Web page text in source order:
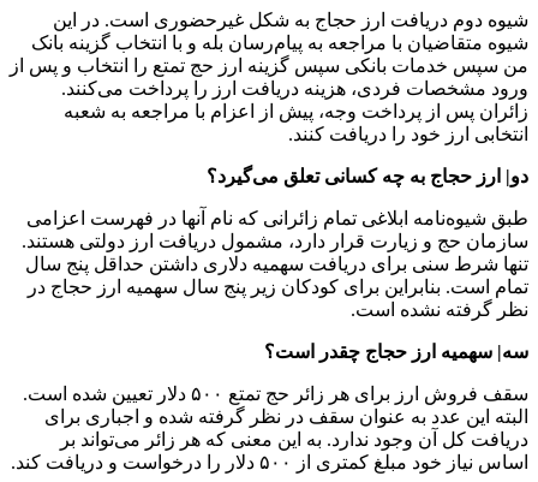
شیوه دوم دریافت ارز حجاج به شکل غیرحضوری است. در این
شیوه متقاضیان با مراجعه به پیام‌رسان بله و با انتخاب گزینه بانک
من سپس خدمات بانکی سپس گزینه ارز حج تمتع را انتخاب و پس از
ورود مشخصات فردی، هزینه دریافت ارز را پرداخت می‌کنند.
زائران پس از پرداخت وجه، پیش از اعزام با مراجعه به شعبه
انتخابی ارز خود را دریافت کنند.
دو| ارز حجاج به چه کسانی تعلق می‌گیرد؟
طبق شیوه‌نامه ابلاغی تمام زائرانی که نام آنها در فهرست اعزامی
سازمان حج و زیارت قرار دارد، مشمول دریافت ارز دولتی هستند.
تنها شرط سنی برای دریافت سهمیه دلاری داشتن حداقل پنج سال
تمام است. بنابراین برای کودکان زیر پنج سال سهمیه ارز حجاج در
نظر گرفته نشده است.
سه| سهمیه ارز حجاج چقدر است؟
سقف فروش ارز برای هر زائر حج تمتع ۵۰۰ دلار تعیین شده است.
البته این عدد به عنوان سقف در نظر گرفته شده و اجباری برای
دریافت کل آن وجود ندارد. به این معنی که هر زائر می‌تواند بر
اساس نیاز خود مبلغ کمتری از ۵۰۰ دلار را درخواست و دریافت کند.